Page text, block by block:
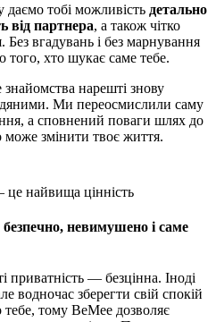
тобі можливість детально
від партнера, а також чітко
Без вгадувань і без марнування
хто шукає саме тебе.
знайомства нарешті знову
Ми переосмислили саму
а сповнений поваги шлях до
може змінити твоє життя.
найвища цінність
невимушено і саме
— безцінна. Іноді
водночас зберегти свій спокій
тому BeMee дозволяє